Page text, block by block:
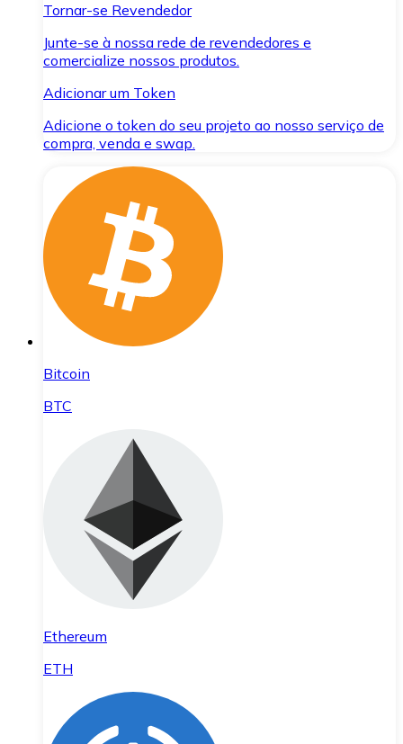
Tornar-se Revendedor
Junte-se à nossa rede de revendedores e
comercialize nossos produtos.
Adicionar um Token
Adicione o token do seu projeto ao nosso serviço de
compra, venda e swap.
Bitcoin
BTC
Ethereum
ETH